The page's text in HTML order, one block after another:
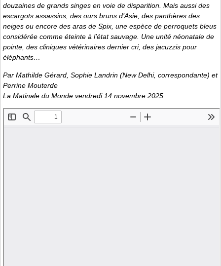
douzaines de grands singes en voie de disparition. Mais aussi des
escargots assassins, des ours bruns d’Asie, des panthères des
neiges ou encore des aras de Spix, une espèce de perroquets bleus
considérée comme éteinte à l’état sauvage. Une unité néonatale de
pointe, des cliniques vétérinaires dernier cri, des jacuzzis pour
éléphants…
Par Mathilde Gérard, Sophie Landrin (New Delhi, correspondante) et
Perrine Mouterde
La Matinale du Monde vendredi 14 novembre 2025